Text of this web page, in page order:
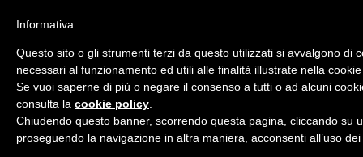
Informativa
Questo sito o gli strumenti terzi da questo utilizzati si avvalgono di
necessari al funzionamento ed utili alle finalità illustrate nella
Se vuoi saperne di più o negare il consenso a tutti o ad alcuni
consulta la cookie policy.
Chiudendo questo banner, scorrendo questa pagina, cliccando su
proseguendo la navigazione in altra maniera, acconsenti all’uso